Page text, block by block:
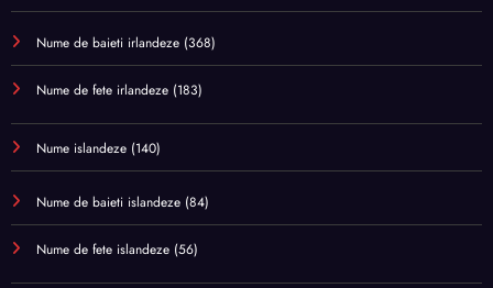
Nume de baieti irlandeze (368)
Nume de fete irlandeze (183)
Nume islandeze (140)
Nume de baieti islandeze (84)
Nume de fete islandeze (56)